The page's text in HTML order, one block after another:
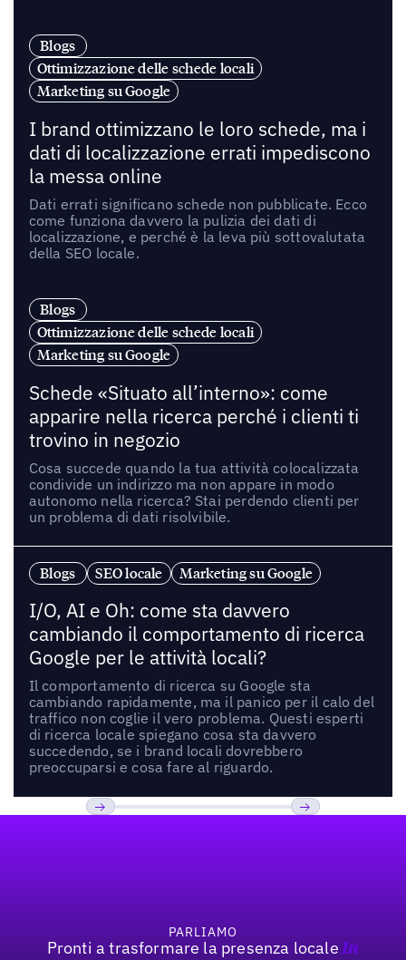
Blogs
Ottimizzazione delle schede locali
Marketing su Google
I brand ottimizzano le loro schede, ma i
dati di localizzazione errati impediscono
la messa online
Dati errati significano schede non pubblicate. Ecco
come funziona davvero la pulizia dei dati di
localizzazione, e perché è la leva più sottovalutata
della SEO locale.
Blogs
Ottimizzazione delle schede locali
Marketing su Google
Schede «Situato all’interno»: come
apparire nella ricerca perché i clienti ti
trovino in negozio
Cosa succede quando la tua attività colocalizzata
condivide un indirizzo ma non appare in modo
autonomo nella ricerca? Stai perdendo clienti per
un problema di dati risolvibile.
Blogs SEO locale Marketing su Google
I/O, AI e Oh: come sta davvero
cambiando il comportamento di ricerca
Google per le attività locali?
Il comportamento di ricerca su Google sta
cambiando rapidamente, ma il panico per il calo del
traffico non coglie il vero problema. Questi esperti
di ricerca locale spiegano cosa sta davvero
succedendo, se i brand locali dovrebbero
preoccuparsi e cosa fare al riguardo.
PARLIAMO
Pronti a trasformare la presenza locale In